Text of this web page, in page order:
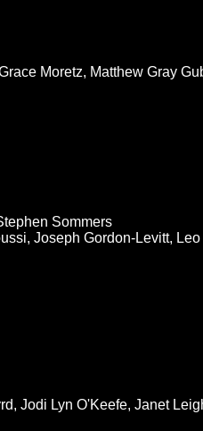
Moretz, Matthew Gray
Sommers
Joseph Gordon-Levitt,
Jodi Lyn O'Keefe, Janet